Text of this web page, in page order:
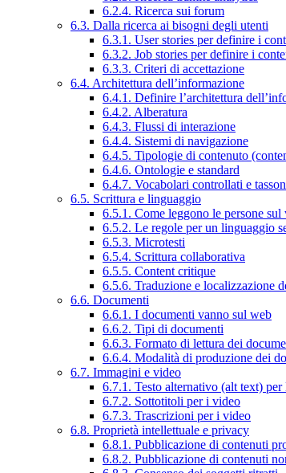
6.2.4. Ricerca sui forum
6.3. Dalla ricerca ai bisogni degli utenti
6.3.1. User stories per definire i
6.3.2. Job stories per definire i
6.3.3. Criteri di accettazione
6.4. Architettura dell’informazione
6.4.1. Definire l’architettura
6.4.2. Alberatura
6.4.3. Flussi di interazione
6.4.4. Sistemi di navigazione
6.4.5. Tipologie di contenuto
6.4.6. Ontologie e standard
6.4.7. Vocabolari controllati e
6.5. Scrittura e linguaggio
6.5.1. Come leggono le persone sul
6.5.2. Le regole per un linguaggio
6.5.3. Microtesti
6.5.4. Scrittura collaborativa
6.5.5. Content critique
6.5.6. Traduzione e localizzazione
6.6. Documenti
6.6.1. I documenti vanno sul web
6.6.2. Tipi di documenti
6.6.3. Formato di lettura dei
6.6.4. Modalità di produzione dei
6.7. Immagini e video
6.7.1. Testo alternativo (alt text)
6.7.2. Sottotitoli per i video
6.7.3. Trascrizioni per i video
6.8. Proprietà intellettuale e privacy
6.8.1. Pubblicazione di contenuti
6.8.2. Pubblicazione di contenuti